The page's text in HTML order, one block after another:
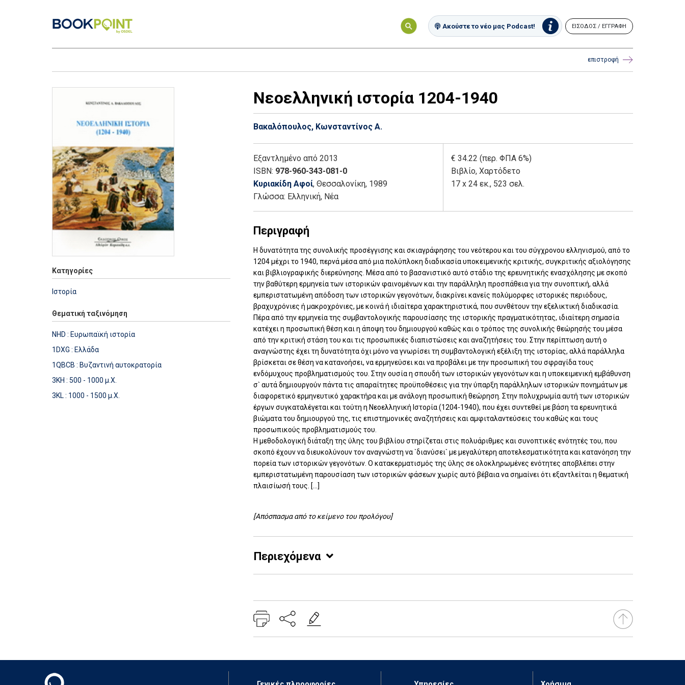
Ακούστε το νέο μας Podcast! ΕΙΣΟΔΟΣ / ΕΓΓΡΑΦΗ
επιστροφή
Κατηγορίες
Ιστορία
Θεματική ταξινόμηση
NHD : Ευρωπαϊκή ιστορία
1DXG : Ελλάδα
1QBCB : Βυζαντινή αυτοκρατορία
3KH : 500 - 1000 μ.Χ.
3KL : 1000 - 1500 μ.Χ.
Νεοελληνική ιστορία 1204-1940
Βακαλόπουλος, Κωνσταντίνος Α.
Εξαντλημένο από 2013
ISBN: 978-960-343-081-0
Κυριακίδη Αφοί, Θεσσαλονίκη, 1989
Γλώσσα: Ελληνική, Νέα
€ 34.22 (περ. ΦΠΑ 6%)
Βιβλίο, Χαρτόδετο
17 x 24 εκ., 523 σελ.
Περιγραφή
Η δυνατότητα της συνολικής προσέγγισης και σκιαγράφησης του νεότερου και του σύγχρονου ελληνισμού, από το
1204 μέχρι το 1940, περνά μέσα από μια πολύπλοκη διαδικασία υποκειμενικής κριτικής, συγκριτικής αξιολόγησης
και βιβλιογραφικής διερεύνησης. Μέσα από το βασανιστικό αυτό στάδιο της ερευνητικής ενασχόλησης με σκοπό
την βαθύτερη ερμηνεία των ιστορικών φαινομένων και την παράλληλη προσπάθεια για την συνοπτική, αλλά
εμπεριστατωμένη απόδοση των ιστορικών γεγονότων, διακρίνει κανείς πολύμορφες ιστορικές περιόδους,
βραχυχρόνιες ή μακροχρόνιες, με κοινά ή ιδιαίτερα χαρακτηριστικά, που συνθέτουν την εξελικτική διαδικασία.
Πέρα από την ερμηνεία της συμβαντολογικής παρουσίασης της ιστορικής πραγματικότητας, ιδιαίτερη σημασία
κατέχει η προσωπική θέση και η άποψη του δημιουργού καθώς και ο τρόπος της συνολικής θεώρησής του μέσα
από την κριτική στάση του και τις προσωπικές διαπιστώσεις και αναζητήσεις του. Στην περίπτωση αυτή ο
αναγνώστης έχει τη δυνατότητα όχι μόνο να γνωρίσει τη συμβαντολογική εξέλιξη της ιστορίας, αλλά παράλληλα
βρίσκεται σε θέση να κατανοήσει, να ερμηνεύσει και να προβάλει με την προσωπική του σφραγίδα τους
ενδόμυχους προβληματισμούς του. Στην ουσία η σπουδή των ιστορικών γεγονότων και η υποκειμενική εμβάθυνση
σ` αυτά δημιουργούν πάντα τις απαραίτητες προϋποθέσεις για την ύπαρξη παράλληλων ιστορικών πονημάτων με
διαφορετικό ερμηνευτικό χαρακτήρα και με ανάλογη προσωπική θεώρηση. Στην πολυχρωμία αυτή των ιστορικών
έργων συγκαταλέγεται και τούτη η Νεοελληνική Ιστορία (1204-1940), που έχει συντεθεί με βάση τα ερευνητικά
βιώματα του δημιουργού της, τις επιστημονικές αναζητήσεις και αμφιταλαντεύσεις του καθώς και τους
προσωπικούς προβληματισμούς του.
Η μεθοδολογική διάταξη της ύλης του βιβλίου στηρίζεται στις πολυάριθμες και συνοπτικές ενότητές του, που
σκοπό έχουν να διευκολύνουν τον αναγνώστη να `διανύσει` με μεγαλύτερη αποτελεσματικότητα και κατανόηση την
πορεία των ιστορικών γεγονότων. Ο κατακερματισμός της ύλης σε ολοκληρωμένες ενότητες αποβλέπει στην
εμπεριστατωμένη παρουσίαση των ιστορικών φάσεων χωρίς αυτό βέβαια να σημαίνει ότι εξαντλείται η θεματική
πλαισίωσή τους. [...]
[Απόσπασμα από το κείμενο του προλόγου]
Περιεχόμενα